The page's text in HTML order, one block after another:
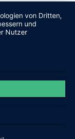
von Dritten,
und
Nutzer